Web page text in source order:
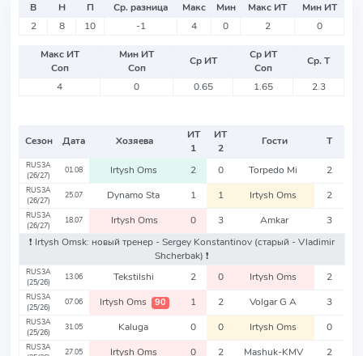
В Н П Ср. разница Макс Мин Макс ИТ
Мин ИТ
2
8 10 -1 4 0 2 0
Макс ИТ
Соп
Мин ИТ
Соп
Ср ИТ
Ср ИТ
Соп
Ср. Т
4
0 0.65 1.65 2.3
Сезон Дата Хозяева
ИТ
1
ИТ
2
Гости Т
RUS3A
(26/27)
01.08 Irtysh Oms 2 0 Torpedo Mi 2
RUS3A
(26/27)
25.07 Dynamo Sta 1 1 Irtysh Oms 2
RUS3A
(26/27)
18.07 Irtysh Oms 0 3 Amkar
3
❗️ Irtysh Omsk: новый тренер - Sergey Konstantinov (старый - Vladimir
Shcherbak) ❗️
RUS3A
(25/26)
13.06 Tekstilshi 2 0 Irtysh Oms 2
RUS3A
(25/26)
07.06 Irtysh Oms 90 1 2 Volgar G A 3
RUS3A
(25/26)
31.05 Kaluga 0 0 Irtysh Oms 0
RUS3A
27.05 Irtysh Oms 0 2 Mashuk-KMV 2